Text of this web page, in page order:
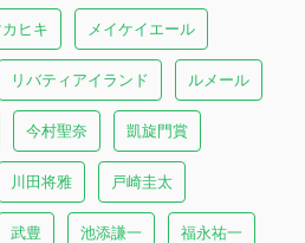
ヒキ メイケイエール
リバティアイランド ルメール
今村聖奈 凱旋門賞
川田将雅 戸崎圭太
武豊 池添謙一 福永祐一